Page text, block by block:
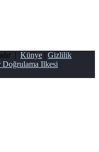
| Künye | Gizlilik
Doğrulama Ilkesi